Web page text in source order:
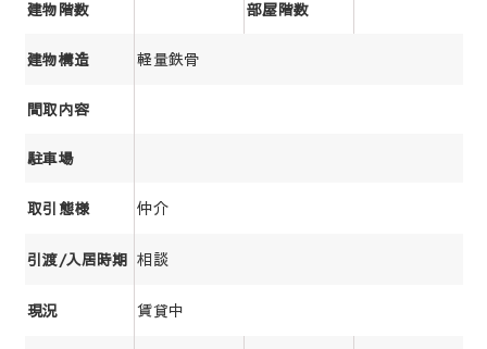
建物階数 部屋階数
建物構造 軽量鉄骨
間取内容
駐車場
取引態様 仲介
引渡/入居時期 相談
現況 賃貸中